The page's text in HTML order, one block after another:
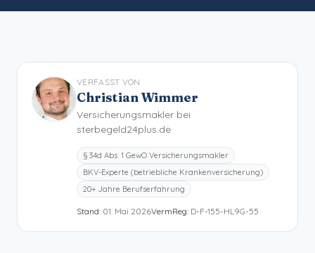
VERFASST VON
Christian Wimmer
Versicherungsmakler bei
sterbegeld24plus.de
§ 34d Abs. 1 GewO Versicherungsmakler
BKV-Experte (betriebliche Krankenversicherung)
20+ Jahre Berufserfahrung
Stand: 01. Mai 2026VermReg: D-F-155-HL9G-55